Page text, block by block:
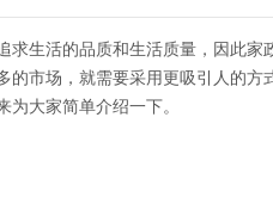
求生活的品质和生活质量，因此
的市场，就需要采用更吸引人的
大家简单介绍一下。